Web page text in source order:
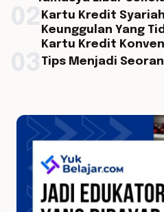
Kartu Kredit
Keunggulan Yang
Kartu Kredit
Tips Menjadi